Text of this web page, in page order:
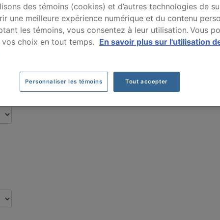
auto DODGE
nos clients pour leur assurance auto de
des témoins (cookies) et d’autres technologies de
une meilleure expérience numérique et du contenu
les témoins, vous consentez à leur utilisation. Vous
choix en tout temps. En savoir plus sur l'utilisation
Personnaliser les témoins Tout accepter